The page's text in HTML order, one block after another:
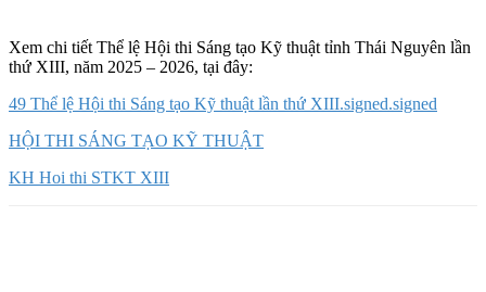
Xem chi tiết Thể lệ Hội thi Sáng tạo Kỹ thuật tỉnh Thái Nguyên lần
thứ XIII, năm 2025 – 2026, tại đây:
49 Thể lệ Hội thi Sáng tạo Kỹ thuật lần thứ XIII.signed.signed
HỘI THI SÁNG TẠO KỸ THUẬT
KH Hoi thi STKT XIII